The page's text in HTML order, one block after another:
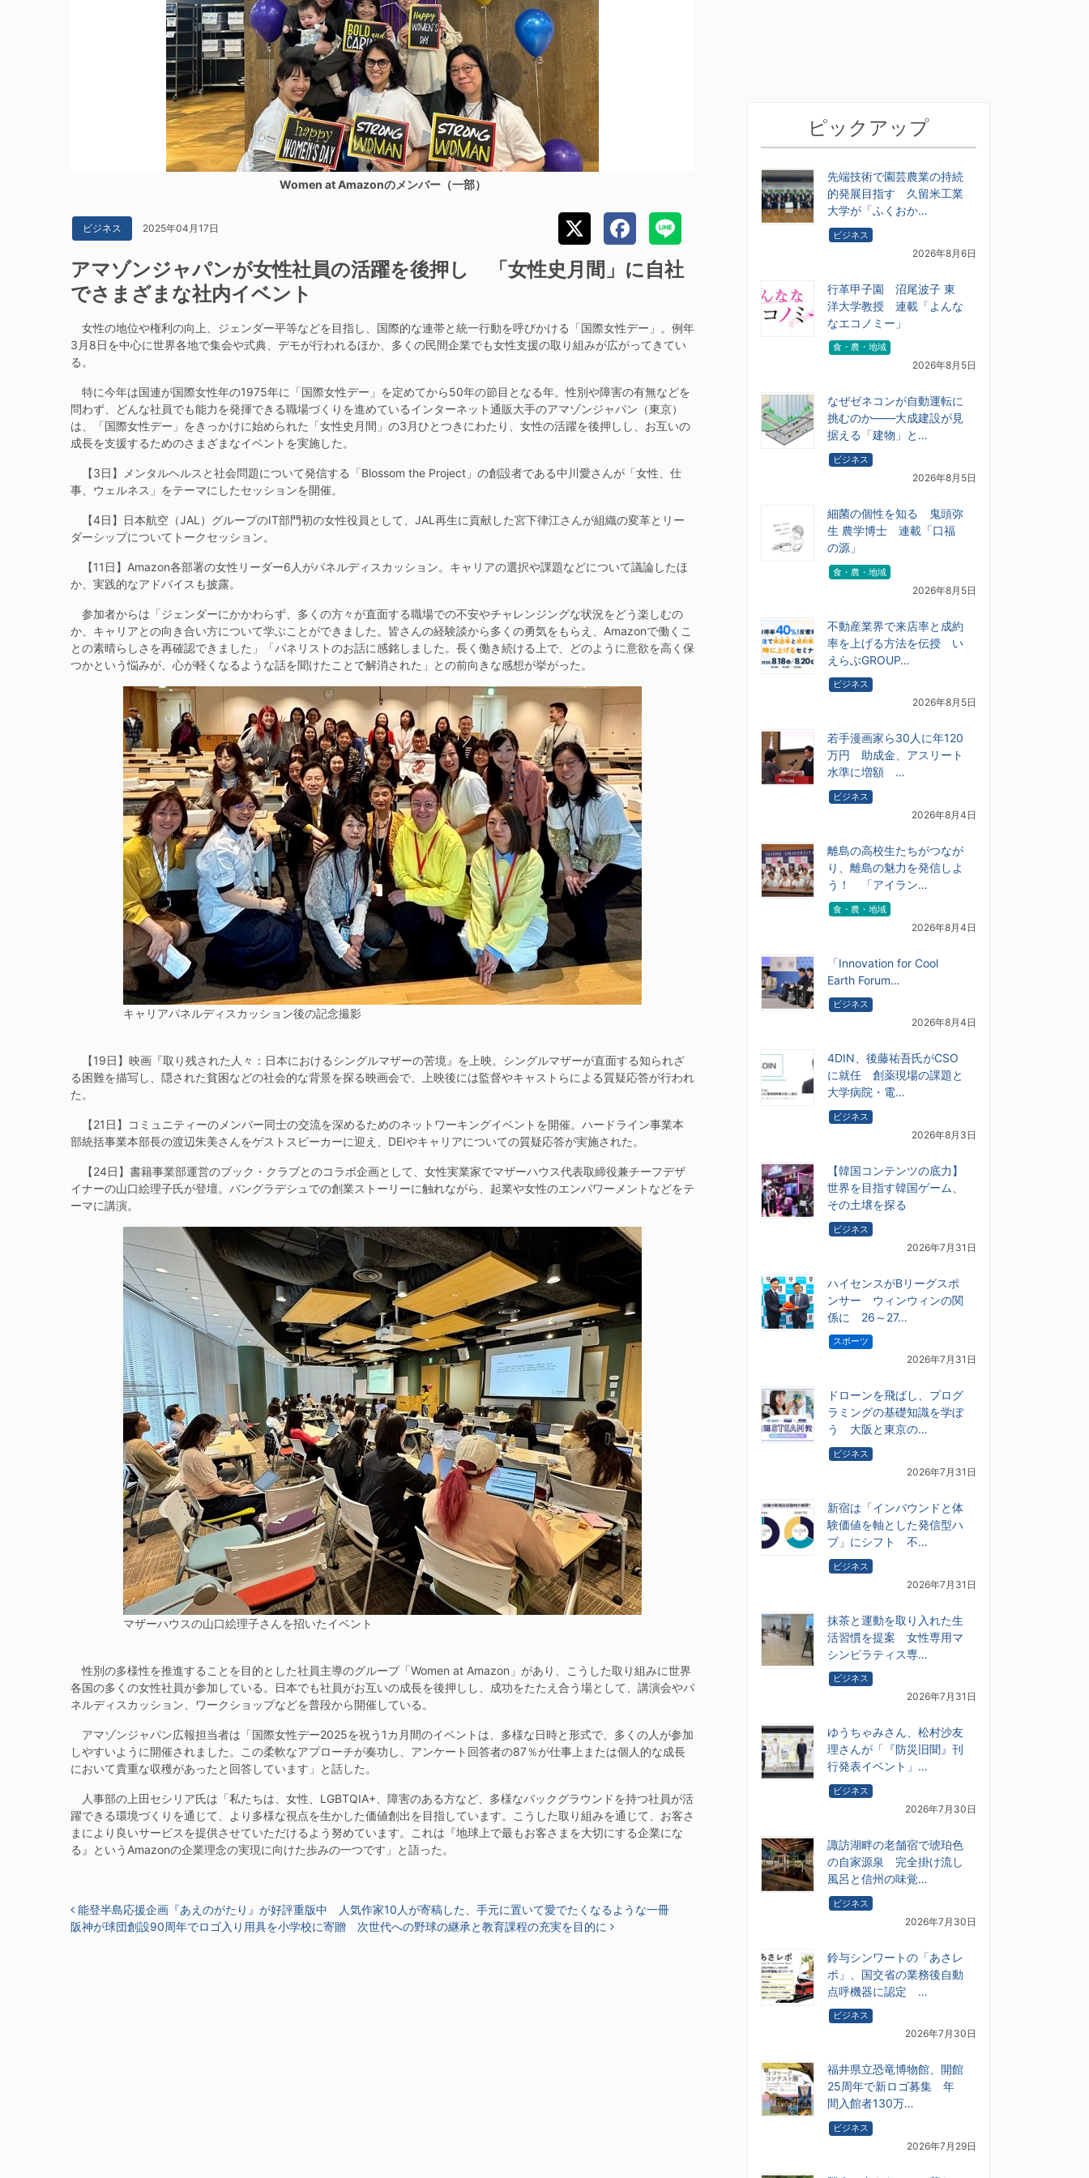
Women at Amazonのメンバー（一部）
ビジネス 2025年04月17日
アマゾンジャパンが女性社員の活躍を後押し 「女性史月間」に自社
でさまざまな社内イベント
女性の地位や権利の向上、ジェンダー平等などを目指し、国際的な連帯と統一行動を呼びかける「国際女性デー」。例年
3月8日を中心に世界各地で集会や式典、デモが行われるほか、多くの民間企業でも女性支援の取り組みが広がってきてい
る。
特に今年は国連が国際女性年の1975年に「国際女性デー」を定めてから50年の節目となる年。性別や障害の有無などを
問わず、どんな社員でも能力を発揮できる職場づくりを進めているインターネット通販大手のアマゾンジャパン（東京）
は、「国際女性デー」をきっかけに始められた「女性史月間」の3月ひとつきにわたり、女性の活躍を後押しし、お互いの
成長を支援するためのさまざまなイベントを実施した。
【3日】メンタルヘルスと社会問題について発信する「Blossom the Project」の創設者である中川愛さんが「女性、仕
事、ウェルネス」をテーマにしたセッションを開催。
【4日】日本航空（JAL）グループのIT部門初の女性役員として、JAL再生に貢献した宮下律江さんが組織の変革とリー
ダーシップについてトークセッション。
【11日】Amazon各部署の女性リーダー6人がパネルディスカッション。キャリアの選択や課題などについて議論したほ
か、実践的なアドバイスも披露。
参加者からは「ジェンダーにかかわらず、多くの⽅々が直⾯する職場での不安やチャレンジングな状況をどう楽しむの
か、キャリアとの向き合い⽅について学ぶことができました。皆さんの経験談から多くの勇気をもらえ、Amazonで働くこ
との素晴らしさを再確認できました」「パネリストのお話に感銘しました。長く働き続ける上で、どのように意欲を高く保
つかという悩みが、心が軽くなるような話を聞けたことで解消された」との前向きな感想が挙がった。
キャリアパネルディスカッション後の記念撮影
【19日】映画『取り残された人々：日本におけるシングルマザーの苦境』を上映。シングルマザーが直面する知られざ
る困難を描写し、隠された貧困などの社会的な背景を探る映画会で、上映後には監督やキャストらによる質疑応答が行われ
た。
【21日】コミュニティーのメンバー同士の交流を深めるためのネットワーキングイベントを開催。ハードライン事業本
部統括事業本部長の渡辺朱美さんをゲストスピーカーに迎え、DEIやキャリアについての質疑応答が実施された。
【24日】書籍事業部運営のブック・クラブとのコラボ企画として、女性実業家でマザーハウス代表取締役兼チーフデザ
イナーの山口絵理子氏が登壇。バングラデシュでの創業ストーリーに触れながら、起業や女性のエンパワーメントなどをテ
ーマに講演。
マザーハウスの山口絵理子さんを招いたイベント
性別の多様性を推進することを目的とした社員主導のグループ「Women at Amazon」があり、こうした取り組みに世界
各国の多くの女性社員が参加している。日本でも社員がお互いの成長を後押しし、成功をたたえ合う場として、講演会やパ
ネルディスカッション、ワークショップなどを普段から開催している。
アマゾンジャパン広報担当者は「国際女性デー2025を祝う1カ月間のイベントは、多様な日時と形式で、多くの人が参加
しやすいように開催されました。この柔軟なアプローチが奏功し、アンケート回答者の87％が仕事上または個人的な成長
において貴重な収穫があったと回答しています」と話した。
人事部の上田セシリア氏は「私たちは、女性、LGBTQIA+、障害のある方など、多様なバックグラウンドを持つ社員が活
躍できる環境づくりを通じて、より多様な視点を生かした価値創出を目指しています。こうした取り組みを通じて、お客さ
まにより良いサービスを提供させていただけるよう努めています。これは『地球上で最もお客さまを大切にする企業にな
る』というAmazonの企業理念の実現に向けた歩みの一つです」と語った。
投稿ナビゲーション
能登半島応援企画『あえのがたり』が好評重版中 人気作家10人が寄稿した、手元に置いて愛でたくなるような一冊
阪神が球団創設90周年でロゴ入り用具を小学校に寄贈 次世代への野球の継承と教育課程の充実を目的に
ピックアップ
先端技術で園芸農業の持続
的発展目指す 久留米工業
大学が「ふくおか…
ビジネス
2026年8月6日
行革甲子園 沼尾波子 東
洋大学教授 連載「よんな
なエコノミー」
食・農・地域
2026年8月5日
なぜゼネコンが自動運転に
挑むのか――大成建設が見
据える「建物」と…
ビジネス
2026年8月5日
細菌の個性を知る 鬼頭弥
生 農学博士 連載「口福
の源」
食・農・地域
2026年8月5日
不動産業界で来店率と成約
率を上げる方法を伝授 い
えらぶGROUP…
ビジネス
2026年8月5日
若手漫画家ら30人に年120
万円 助成金、アスリート
水準に増額 …
ビジネス
2026年8月4日
離島の高校生たちがつなが
り、離島の魅力を発信しよ
う！ 「アイラン…
食・農・地域
2026年8月4日
「Innovation for Cool
Earth Forum…
ビジネス
2026年8月4日
4DIN、後藤祐吾氏がCSO
に就任 創薬現場の課題と
大学病院・電…
ビジネス
2026年8月3日
【韓国コンテンツの底力】
世界を目指す韓国ゲーム、
その土壌を探る
ビジネス
2026年7月31日
ハイセンスがBリーグスポ
ンサー ウィンウィンの関
係に 26～27…
スポーツ
2026年7月31日
ドローンを飛ばし、プログ
ラミングの基礎知識を学ぼ
う 大阪と東京の…
ビジネス
2026年7月31日
新宿は「インバウンドと体
験価値を軸とした発信型ハ
ブ」にシフト 不…
ビジネス
2026年7月31日
抹茶と運動を取り入れた生
活習慣を提案 女性専用マ
シンピラティス専…
ビジネス
2026年7月31日
ゆうちゃみさん、松村沙友
理さんが「『防災旧聞』刊
行発表イベント」…
ビジネス
2026年7月30日
諏訪湖畔の老舗宿で琥珀色
の自家源泉 完全掛け流し
風呂と信州の味覚…
ビジネス
2026年7月30日
鈴与シンワートの「あさレ
ポ」、国交省の業務後自動
点呼機器に認定 …
ビジネス
2026年7月30日
福井県立恐竜博物館、開館
25周年で新ロゴ募集 年
間入館者130万…
ビジネス
2026年7月29日